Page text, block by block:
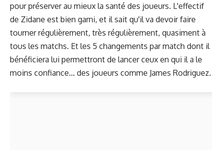
pour préserver au mieux la santé des joueurs. L'effectif
de Zidane est bien garni, et il sait qu'il va devoir faire
tourner régulièrement, très régulièrement, quasiment à
tous les matchs. Et les 5 changements par match dont il
bénéficiera lui permettront de lancer ceux en qui il a le
moins confiance... des joueurs comme James Rodriguez.